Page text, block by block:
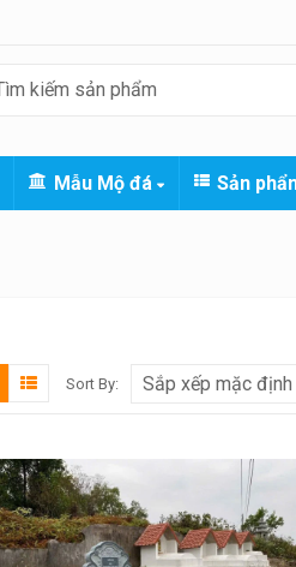
Mẫu Mộ đá Sản
Sort By: